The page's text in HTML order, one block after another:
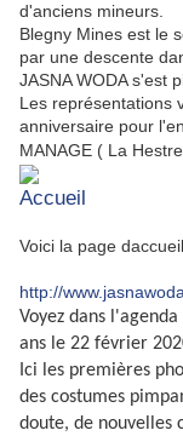
d'anciens mineurs.
Blegny Mines est le
par une descente
JASNA WODA s'est
Les représentations
anniversaire pour
MANAGE ( La
Accueil
Voici la page daccueil
http://
Voyez dans
ans le 22 février
Ici les premières
des costumes
doute, de nouvelles